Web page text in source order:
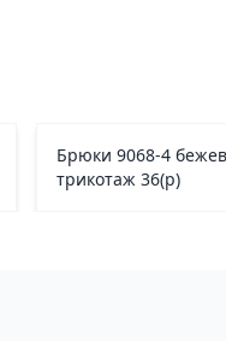
Брюки 9068-4
трикотаж 36(р)